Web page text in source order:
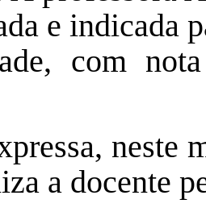
e indicada
com
neste
a docente